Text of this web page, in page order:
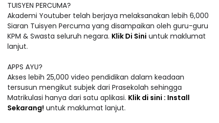
TUISYEN PERCUMA?
Akademi Youtuber telah berjaya melaksanakan lebih 6,000
Siaran Tuisyen Percuma yang disampaikan oleh guru-guru
KPM & Swasta seluruh negara. Klik Di Sini untuk maklumat
lanjut.
APPS AYU?
Akses lebih 25,000 video pendidikan dalam keadaan
tersusun mengikut subjek dari Prasekolah sehingga
Matrikulasi hanya dari satu aplikasi. Klik di sini : Install
Sekarang! untuk maklumat lanjut.